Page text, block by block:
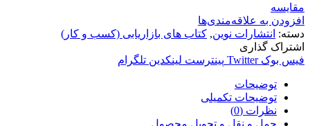
مقایسه
افزودن به علاقه‌مندی‌ها
دسته: انتشارات نوین, کتاب های بازاریابی (کسب و کار)
اشتراک گذاری
فیس بوک Twitter پینترست لینکدین تلگرام
توضیحات
توضیحات تکمیلی
نظرات (0)
حمل و نقل و تحویل محصول